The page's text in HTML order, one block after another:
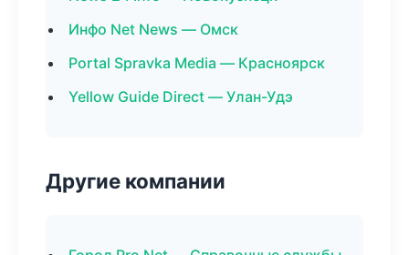
Инфо Net News — Омск
Portal Spravka Media — Красноярск
Yellow Guide Direct — Улан-Удэ
Другие компании